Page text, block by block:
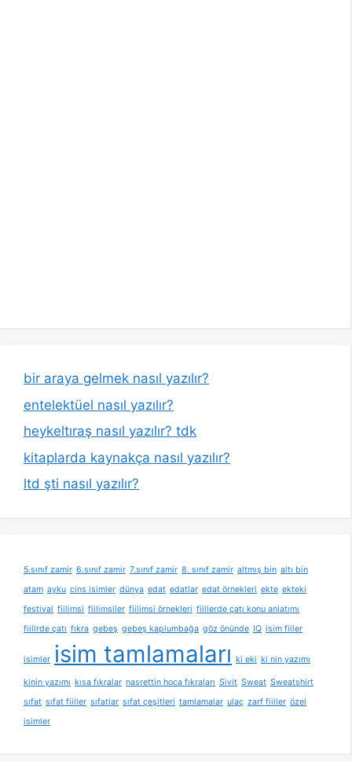
bir araya gelmek nasıl yazılır?
entelektüel nasıl yazılır?
heykeltıraş nasıl yazılır? tdk
kitaplarda kaynakça nasıl yazılır?
ltd şti nasıl yazılır?
5.sınıf zamir 6.sınıf zamir 7.sınıf zamir 8. sınıf zamir altmış bin altı bin
atam ayku cins isimler dünya edat edatlar edat örnekleri ekte ekteki
festival fiilimsi fiilimsiler fiilimsi örnekleri fiillerde çatı konu anlatımı
fiillrde çatı fıkra gebeş gebeş kaplumbağa göz önünde IQ isim fiiler
isimler isim tamlamaları ki eki ki nin yazımı
kinin yazımı kısa fıkralar nasrettin hoca fıkraları Sivit Sweat Sweatshirt
sıfat sıfat fiiller sıfatlar sıfat çeşitleri tamlamalar ulaç zarf fiiller özel
isimler